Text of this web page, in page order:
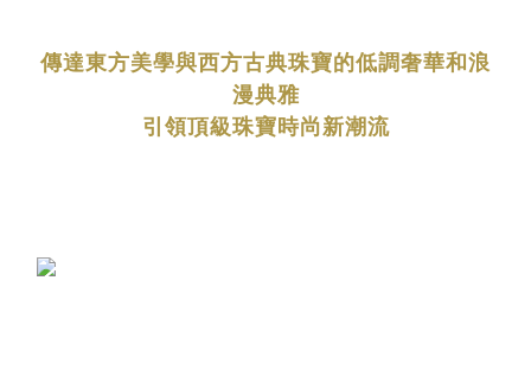
傳達東方美學與西方古典珠寶的低調奢華和浪
漫典雅
引領頂級珠寶時尚新潮流